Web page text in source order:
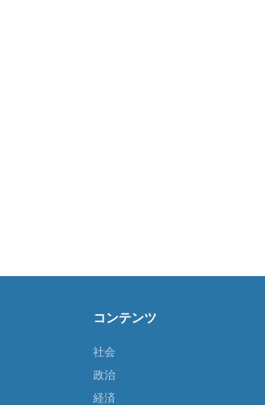
コンテンツ
社会
政治
経済